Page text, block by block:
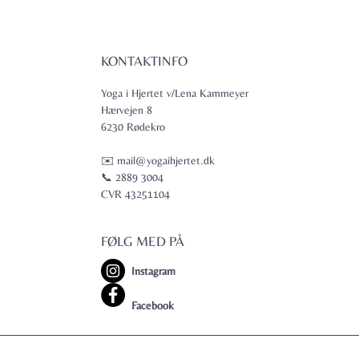
KONTAKTINFO
Yoga i Hjertet v/Lena Kammeyer
Hærvejen 8
6230 Rødekro
✉️ mail@yogaihjertet.dk
📞 2889 3004
CVR 43251104
FØLG MED PÅ
Instagram
Facebook